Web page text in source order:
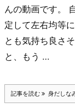
んの動画です。
定して左右均等
とも気持ち良さ
と、もう ...
記事を読む 身だしな